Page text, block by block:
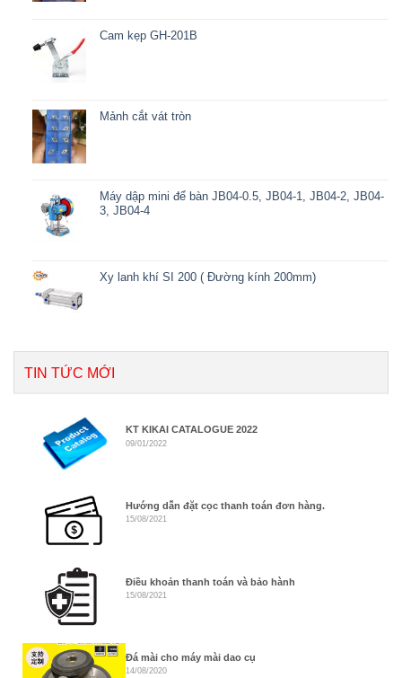
Cam kẹp GH-201B
Mảnh cắt vát tròn
Máy dập mini để bàn JB04-0.5, JB04-1, JB04-2, JB04-
3, JB04-4
Xy lanh khí SI 200 ( Đường kính 200mm)
TIN TỨC MỚI
KT KIKAI CATALOGUE 2022
09/01/2022
Hướng dẫn đặt cọc thanh toán đơn hàng.
15/08/2021
Điều khoản thanh toán và bảo hành
15/08/2021
Đá mài cho máy mài dao cụ
14/08/2020